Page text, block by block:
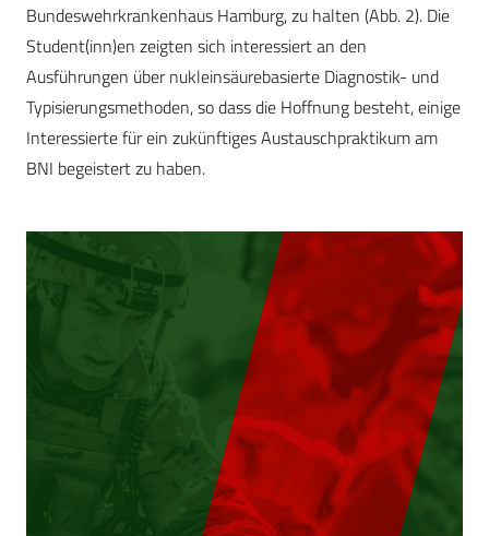
Bundeswehrkrankenhaus Hamburg, zu halten (Abb. 2). Die
Student(inn)en zeigten sich interessiert an den
Ausführungen über nukleinsäurebasierte Diagnostik- und
Typisierungsmethoden, so dass die Hoffnung besteht, einige
Interessierte für ein zukünftiges Austauschpraktikum am
BNI begeistert zu haben.